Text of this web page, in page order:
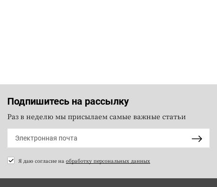
Подпишитесь на рассылку
Раз в неделю мы присылаем самые важные статьи
Я даю согласие на обработку персональных данных